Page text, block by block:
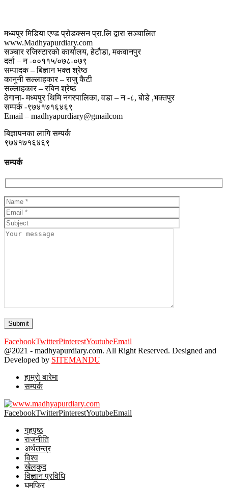
मध्यपुर मिडिया एण्ड प्रोडक्सन प्रा.लि द्वारा सञ्चालित
www.Madhyapurdiary.com
सञ्चार रजिस्टारको कार्यालय, हेटौडा, मकवानपुर
दर्ता – न -००११५/०७८-०७९
सम्पादक – बिज्ञान भक्त श्रेष्ठ
कानुनी सल्लाहकार – राजु कैटी
सल्लाहकार – रबिन श्रेष्ठ
ठेगाना- मध्यपुर थिमि नगरपालिका, वडा – न -८, बोडे ,भक्तपुर
सम्पर्क -९७४१७१६४६९
Email – madhyapurdiary@gmailcom
बिज्ञापनका लागि सम्पर्क
९७४१७१६४६९
सम्पर्क
FacebookTwitterPinterestYoutubeEmail
@2021 - madhyapurdiary.com. All Right Reserved. Designed and
Developed by SITEMANDU
हाम्रो बारेमा
सम्पर्क
FacebookTwitterPinterestYoutubeEmail
गृहपृष्ठ
राजनीति
अर्थतन्त्र
विश्व
खेलकुद
विज्ञान प्रविधि
घुमफिर